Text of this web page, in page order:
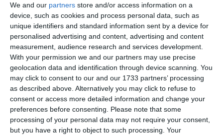
We and our partners store and/or access information on a
device, such as cookies and process personal data, such as
unique identifiers and standard information sent by a device for
personalised advertising and content, advertising and content
measurement, audience research and services development.
With your permission we and our partners may use precise
geolocation data and identification through device scanning. You
may click to consent to our and our 1733 partners’ processing
as described above. Alternatively you may click to refuse to
consent or access more detailed information and change your
preferences before consenting.
Please note that some
processing of your personal data may not require your consent,
but you have a right to object to such processing. Your
În același timp, fiul cel mare, Gabriel Ticamiși, a coborât din
mașină în încercarea disperată de a-și salva tatăl din mâinile
atacatorului. El a fost însă interceptat de cel de-al doilea
agresor, Ionuț Alexandru Dobriță, care l-a lovit puternic în
zona capului, provocându-i leziuni traumatice. Întregul
măcel s-a desfășurat sub privirile fratelui mai mic, un copil
de doar 13 ani, care a asistat din mașină, complet îngrozit, la
desfigurarea tatălui său.
Sentința dură a Judecătoriei: Închisoare cu executare și
daune record